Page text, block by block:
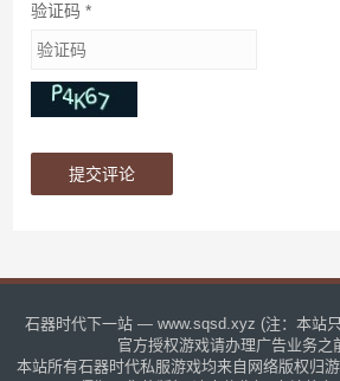
验证码*
石器时代下一站 — www.sqsd.xyz (注：本站
官方授权游戏请办理广告业务之
本站所有石器时代私服游戏均来自网络版权归